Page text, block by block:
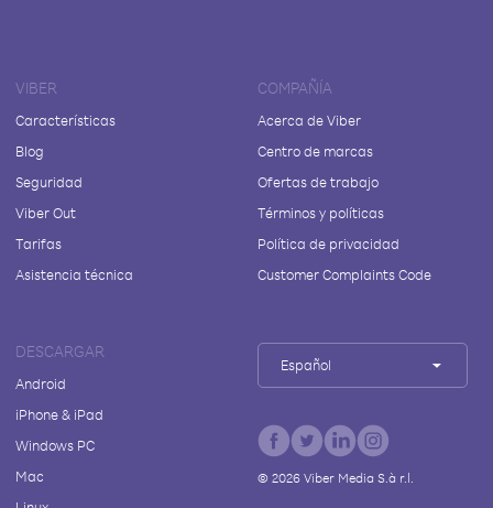
VIBER
Características
Blog
Seguridad
Viber Out
Tarifas
Asistencia técnica
COMPAÑÍA
Acerca de Viber
Centro de marcas
Ofertas de trabajo
Términos y políticas
Política de privacidad
Customer Complaints Code
DESCARGAR
Android
iPhone & iPad
Windows PC
Mac
Español
© 2026Viber Media S.à r.l.